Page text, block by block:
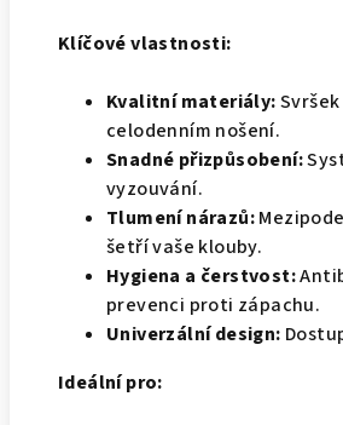
Klíčové vlastnosti:
Kvalitní materiály:
celodenním nošení.
Snadné přizpůsobení:
vyzouvání.
Tlumení nárazů:
šetří vaše klouby.
Hygiena a čerstvost:
prevenci proti zápachu.
Univerzální design:
Ideální pro: